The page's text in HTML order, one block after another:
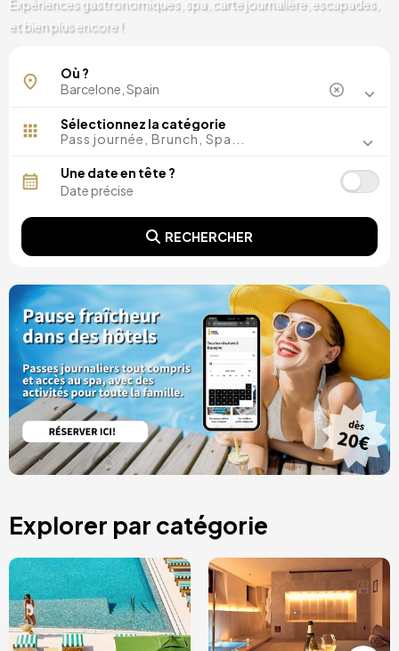
Expériences gastronomiques, spa, carte journalière, escapades,
et bien plus encore !
Ciutat Vella
Diagonale
Hospitalet de Llobregat
La Garriga
Las Ramblas
Montjuic
Paseo de Gracia
Sant Esteve Sesrovires
Sant Marti
Sitges
Tibidabo
Vallromanes
Vila Olimpica
Viladecans
Où ?
Sélectionnez la catégorie
Pass journée, Brunch, Spa...
Une date en tête ?
RECHERCHER
Explorer par catégorie